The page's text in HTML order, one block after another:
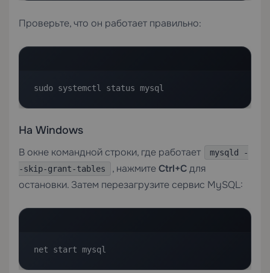
Проверьте, что он работает правильно:
sudo systemctl status mysql
На Windows
В окне командной строки, где работает
mysqld -
-skip-grant-tables
, нажмитеCtrl+Cдля
остановки. Затем перезагрузите сервис MySQL:
net start mysql